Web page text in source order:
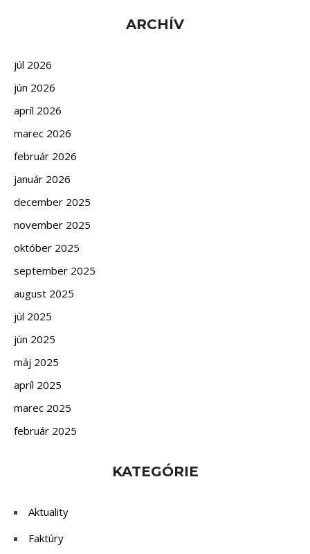
ARCHÍV
júl 2026
jún 2026
apríl 2026
marec 2026
február 2026
január 2026
december 2025
november 2025
október 2025
september 2025
august 2025
júl 2025
jún 2025
máj 2025
apríl 2025
marec 2025
február 2025
KATEGÓRIE
Aktuality
Faktúry